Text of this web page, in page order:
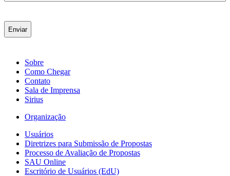
Sobre
Como Chegar
Contato
Sala de Imprensa
Sirius
Organização
Usuários
Diretrizes para Submissão de Propostas
Processo de Avaliação de Propostas
SAU Online
Escritório de Usuários (EdU)